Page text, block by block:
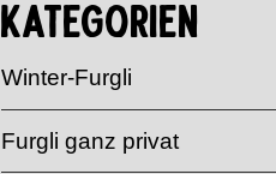
Kategorien
Winter-Furgli
Furgli ganz privat